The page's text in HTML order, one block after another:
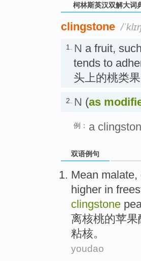
柯林斯英汉双解大词
clingstone /
1. N a fruit,
tends to
头上的桃类果
2. N (as
例： a
双语例句
Mean malate,
higher in
clingstone
离核桃的苹果
粘核。
youdao